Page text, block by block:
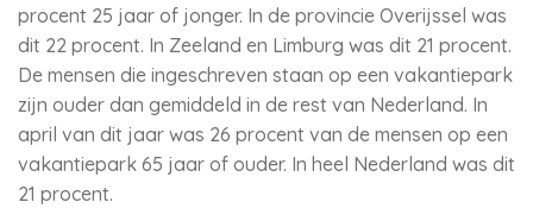
procent 25 jaar of jonger. In de provincie Overijssel was
dit 22 procent. In Zeeland en Limburg was dit 21 procent.
De mensen die ingeschreven staan op een vakantiepark
zijn ouder dan gemiddeld in de rest van Nederland. In
april van dit jaar was 26 procent van de mensen op een
vakantiepark 65 jaar of ouder. In heel Nederland was dit
21 procent.